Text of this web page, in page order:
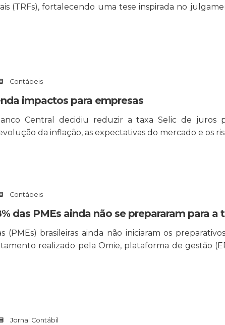
(TRFs), fortalecendo uma tese inspirada no
Contábeis
impactos para empresas
Central decidiu reduzir a taxa Selic de juros
da inflação, as expectativas do mercado e os
Contábeis
das PMEs ainda não se prepararam para a
brasileiras ainda não iniciaram os
realizado pela Omie, plataforma de gestão
Jornal Contábil